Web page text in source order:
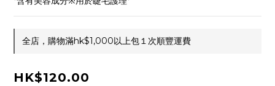
全店，購物滿hk$1,000以上包１次順豐運費
HK$120.00